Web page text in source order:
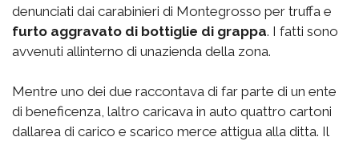
denunciati dai carabinieri di Montegrosso per truffa e
furto aggravato di bottiglie di grappa. I fatti sono
avvenuti allinterno di unazienda della zona.
Mentre uno dei due raccontava di far parte di un ente
di beneficenza, laltro caricava in auto quattro cartoni
dallarea di carico e scarico merce attigua alla ditta. Il